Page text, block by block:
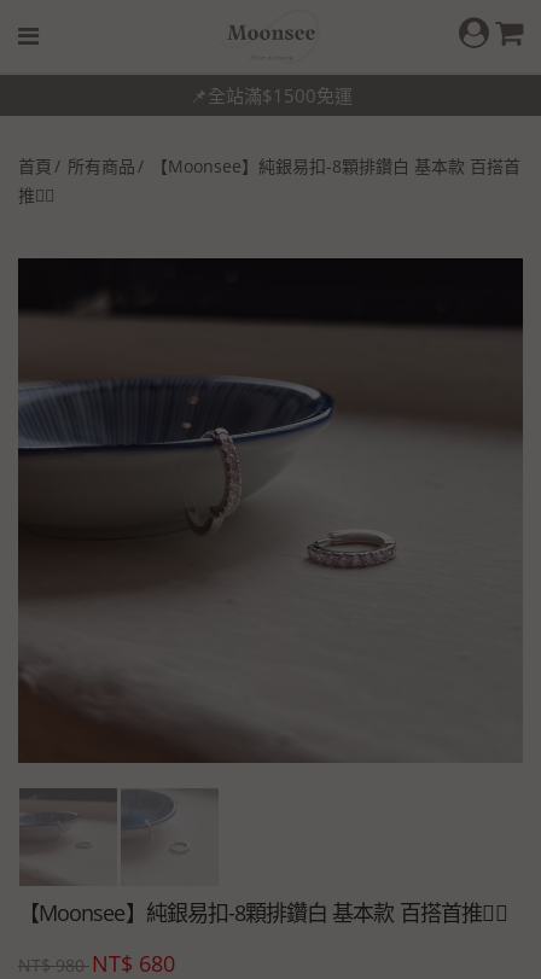
📌全站滿$1500免運
首頁 所有商品
【Moonsee】純銀易扣-8顆排鑽白 基本款 百搭首
推👍🏻
【Moonsee】純銀易扣-8顆排鑽白 基本款 百搭首推👍🏻
NT$ 980 NT$ 680